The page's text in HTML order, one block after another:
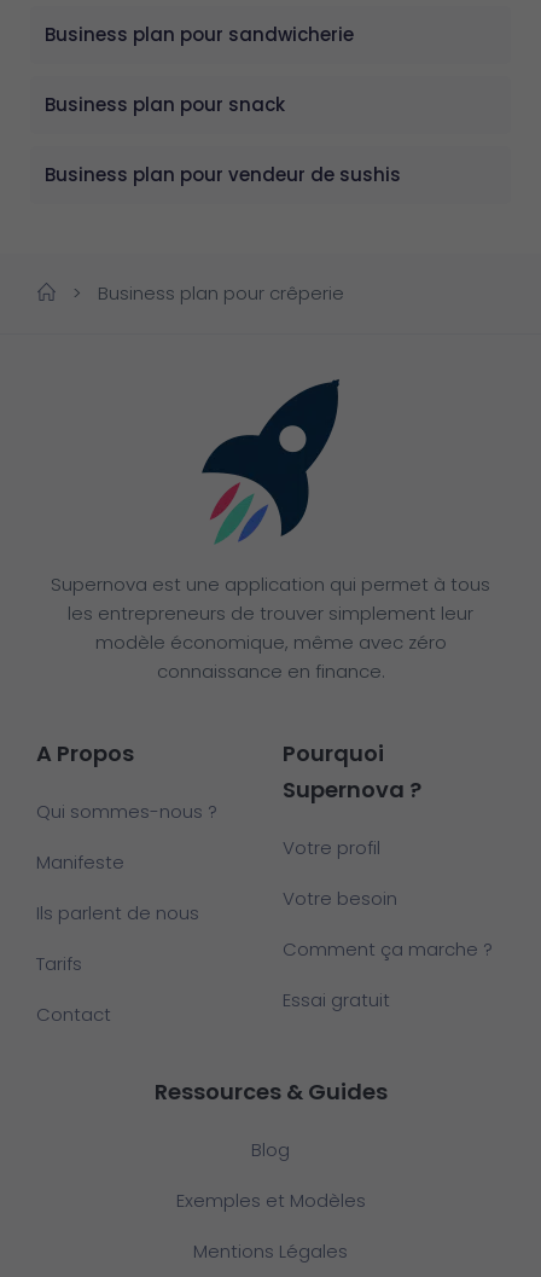
Business plan pour sandwicherie
Business plan pour snack
Business plan pour vendeur de sushis
> Business plan pour crêperie
Supernova est une application qui permet à tous
les entrepreneurs de trouver simplement leur
modèle économique, même avec zéro
connaissance en finance.
A Propos
Qui sommes-nous ?
Manifeste
Ils parlent de nous
Tarifs
Contact
Pourquoi
Supernova ?
Votre profil
Votre besoin
Comment ça marche ?
Essai gratuit
Ressources & Guides
Blog
Exemples et Modèles
Mentions Légales